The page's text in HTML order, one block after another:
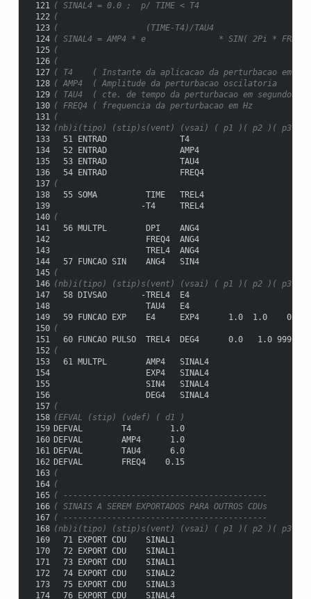
121
( SINAL4 = 0.0 ;  p/ TIME < T4
122 (
123 (                  (TIME-T4)/TAU4
124 ( SINAL4 = AMP4 * e               * SIN( 2Pi *
125 (                                                      p/
126 (
127 ( T4    ( Instante da aplicacao da perturbacao em
128 ( AMP4  ( Amplitude da perturbacao oscilatoria
129 ( TAU4  ( cte. de tempo da perturbacao em
130 ( FREQ4 ( frequencia da perturbacao em Hz
131
(
132 (nb)i(tipo) (stip)s(vent) (vsai) ( p1 )( p2 )( p3 )(
133
  51 ENTRAD               T4
134
  52 ENTRAD               AMP4
135
  53 ENTRAD               TAU4
136
  54 ENTRAD               FREQ4
137 (
138
  55 SOMA          TIME   TREL4
139
                  -T4     TREL4
140 (
141
  56 MULTPL        DPI    ANG4
142
                   FREQ4  ANG4
143
                   TREL4  ANG4
144
  57 FUNCAO SIN    ANG4   SIN4
145 (
146 (nb)i(tipo) (stip)s(vent) (vsai) ( p1 )( p2 )( p3 )(
147
  58 DIVSAO       -TREL4  E4
148
                   TAU4   E4
149
  59 FUNCAO EXP    E4     EXP4      1.0  1.0    0.0
150 (
151
60 FUNCAO PULSO  TREL4  DEG4      0.0   1.0 999.0
152 (
153
  61 MULTPL        AMP4   SINAL4
154
                   EXP4   SINAL4
155
                   SIN4   SINAL4
156
                   DEG4   SINAL4
157 (
158 (EFVAL (stip) (vdef) ( d1 )
159 DEFVAL        T4        1.0
160 DEFVAL        AMP4      1.0
161 DEFVAL        TAU4      6.0
162 DEFVAL        FREQ4    0.15
163 (
164 (
165 ( ------------------------------------------
166 ( SINAIS A SEREM EXPORTADOS PARA OUTROS CDUs
167 ( ------------------------------------------
168 (nb)i(tipo) (stip)s(vent) (vsai) ( p1 )( p2 )( p3 )(
169
  71 EXPORT CDU    SINAL1
170
  72 EXPORT CDU    SINAL1
171
  73 EXPORT CDU    SINAL1
172
  74 EXPORT CDU    SINAL2
173
  75 EXPORT CDU    SINAL3
174
  76 EXPORT CDU    SINAL4